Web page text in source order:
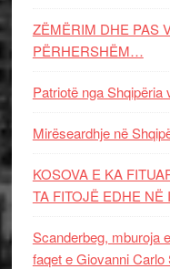
ZËMËRIM DHE PAS
PËRHERSHËM…
Patriotë nga Shqipëria
Mirëseardhje në
KOSOVA E KA
TA FITOJË EDHE NË
Scanderbeg, mburoja
faqet e Giovanni Carlo